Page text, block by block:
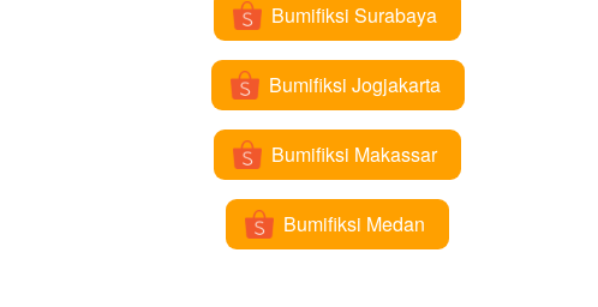
` Bumifiksi Surabaya
` Bumifiksi Jogjakarta
` Bumifiksi Makassar
` Bumifiksi Medan